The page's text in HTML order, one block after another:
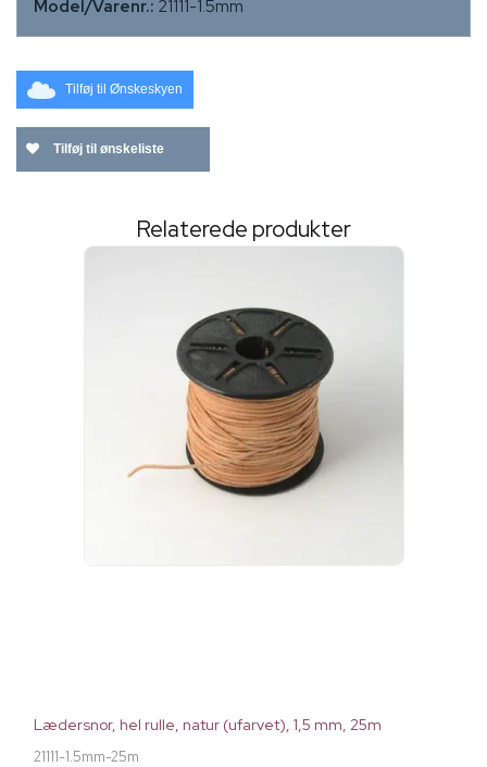
Model/Varenr.: 21111-1.5mm
Tilføj til Ønskeskyen
Tilføj til ønskeliste
Relaterede produkter
Lædersnor, hel rulle, natur (ufarvet), 1,5 mm, 25m
21111-1.5mm-25m